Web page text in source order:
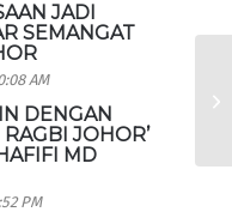
JADI
SEMANGAT
AM
DENGAN
JOHOR’
MD
PM